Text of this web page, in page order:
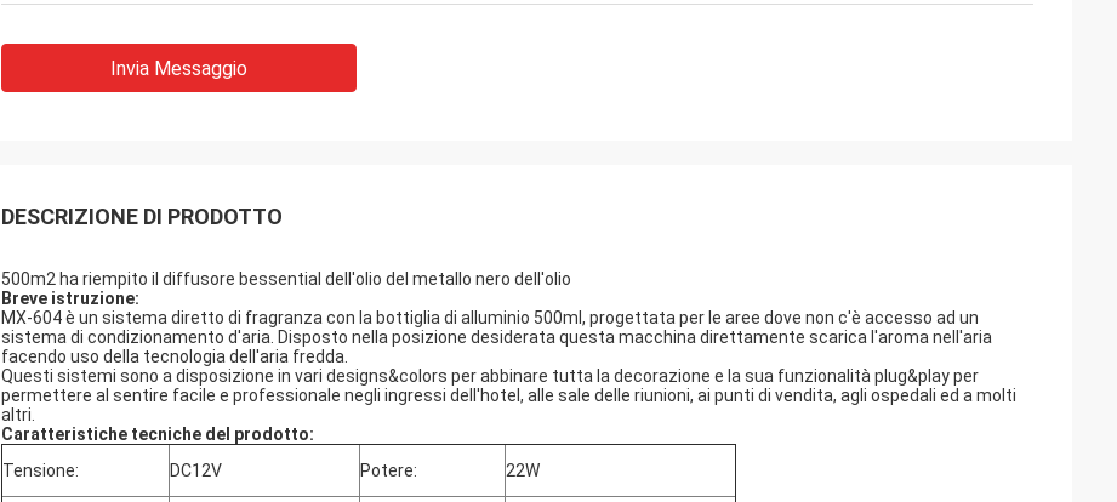
Invia Messaggio
DESCRIZIONE DI PRODOTTO
500m2 ha riempito il diffusore bessential dell'olio del metallo nero dell'olio
Breve istruzione:
MX-604 è un sistema diretto di fragranza con la bottiglia di alluminio 500ml, progettata per le aree dove non c'è accesso ad un
sistema di condizionamento d'aria. Disposto nella posizione desiderata questa macchina direttamente scarica l'aroma nell'aria
facendo uso della tecnologia dell'aria fredda.
Questi sistemi sono a disposizione in vari designs&colors per abbinare tutta la decorazione e la sua funzionalità plug&play per
permettere al sentire facile e professionale negli ingressi dell'hotel, alle sale delle riunioni, ai punti di vendita, agli ospedali ed a molti
altri.
Caratteristiche tecniche del prodotto:
Tensione:
DC12V Potere: 22W